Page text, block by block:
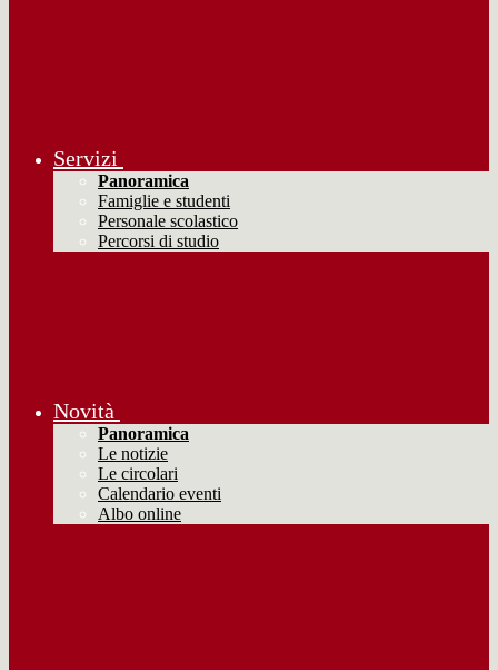
Servizi
Panoramica
Famiglie e studenti
Personale scolastico
Percorsi di studio
Novità
Panoramica
Le notizie
Le circolari
Calendario eventi
Albo online